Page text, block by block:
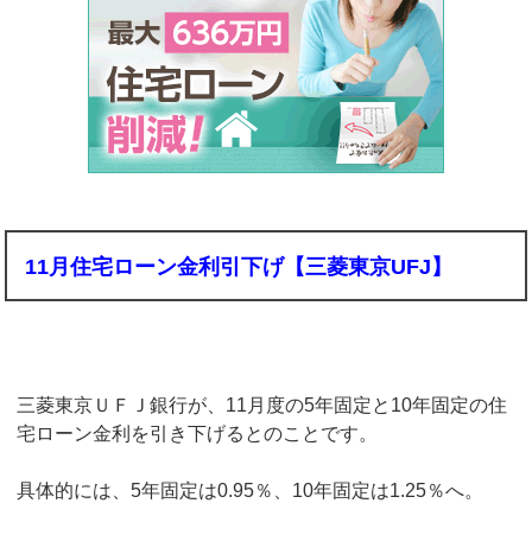
11月住宅ローン金利引下げ【三菱東京UFJ】
三菱東京ＵＦＪ銀行が、11月度の5年固定と10年固定の住
宅ローン金利を引き下げるとのことです。
具体的には、5年固定は0.95％、10年固定は1.25％へ。